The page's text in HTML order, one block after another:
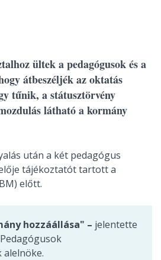
ültek a pedagógusok és a
átbeszéljék az oktatás
tűnik, a státusztörvény
látható a kormány
után a két pedagógus
tájékoztatót tartott a
előtt.
hozzáállása" – jelentette
alelnöke.